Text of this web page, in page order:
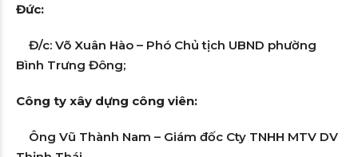
Đức:
Đ/c: Võ Xuân Hào – Phó Chủ tịch UBND phường
Bình Trưng Đông;
Công ty xây dựng công viên:
Ông Vũ Thành Nam – Giám đốc Cty TNHH MTV DV